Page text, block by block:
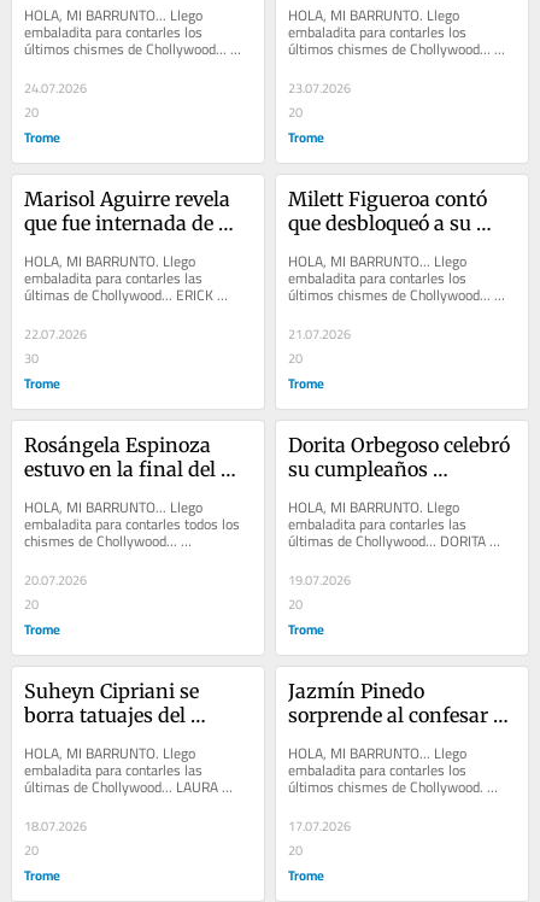
grabaciones de ‘Señora
del destino’ y quedó
Ugaz
HOLA, MI BARRUNTO... Llego
embaladita para contarles los
últimos chismes de Chollywood...
PAMELA FRANCO afirmó que se
compró un tráiler para un...
24.07.2026
20
Trome
llaves de su casa y
terminó entrando por la
HOLA, MI BARRUNTO. Llego
embaladita para contarles los
últimos chismes de Chollywood...
SHIRLEY ARICA reiteró que rompió
palitos con SAMAHARA...
23.07.2026
20
Trome
Marisol Aguirre revela
que fue internada de
neumonía
HOLA, MI BARRUNTO. Llego
embaladita para contarles las
últimas de Chollywood... ERICK
ELERA, el popular ‘Niño cara de pez’,
no descartó la...
22.07.2026
30
Trome
Milett Figueroa contó
que desbloqueó a su
y se están llevando bien
HOLA, MI BARRUNTO... Llego
embaladita para contarles los
últimos chismes de Chollywood...
MILETT FIGUEROA contó que
desbloqueó a su expareja...
21.07.2026
20
Trome
Rosángela Espinoza
estuvo en la final del
Estados Unidos
HOLA, MI BARRUNTO... Llego
embaladita para contarles todos los
chismes de Chollywood...
SAMAHARA LOBATÓN jura que solo
tiene una amistad con RENATO...
20.07.2026
20
Trome
Dorita Orbegoso celebró
su cumpleaños
camioneta del año y con
Jerson Reyes
HOLA, MI BARRUNTO. Llego
embaladita para contarles las
últimas de Chollywood... DORITA
ORBEGOSO celebró su cumpleaños
regalándose una camioneta...
19.07.2026
20
Trome
Suheyn Cipriani se
borra tatuajes del
inesperada decisión
HOLA, MI BARRUNTO. Llego
embaladita para contarles las
últimas de Chollywood... LAURA
SPOYA emitió un comunicado ante las
acusaciones de tener...
18.07.2026
20
Trome
Jazmín Pinedo
sorprende al confesar
la farándula
HOLA, MI BARRUNTO... Llego
embaladita para contarles los
últimos chismes de Chollywood.
LESLIE SHAW comentó que JANET
BARBOZA le cae mal y que el...
17.07.2026
20
Trome